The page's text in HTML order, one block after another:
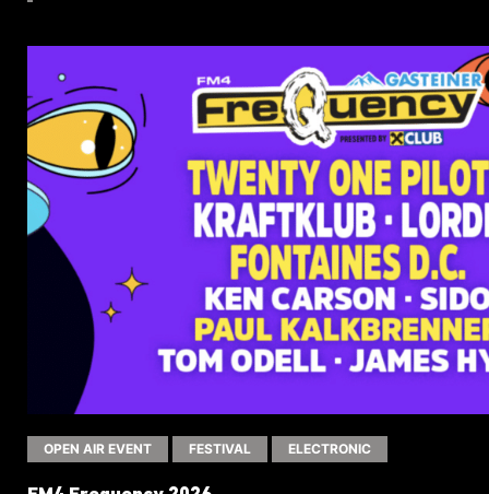
OPEN AIR EVENT FESTIVAL ELECTRONIC